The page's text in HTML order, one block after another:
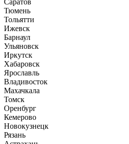
Саратов
Тюмень
Тольятти
Ижевск
Барнаул
Ульяновск
Иркутск
Хабаровск
Ярославль
Владивосток
Махачкала
Томск
Оренбург
Кемерово
Новокузнецк
Рязань